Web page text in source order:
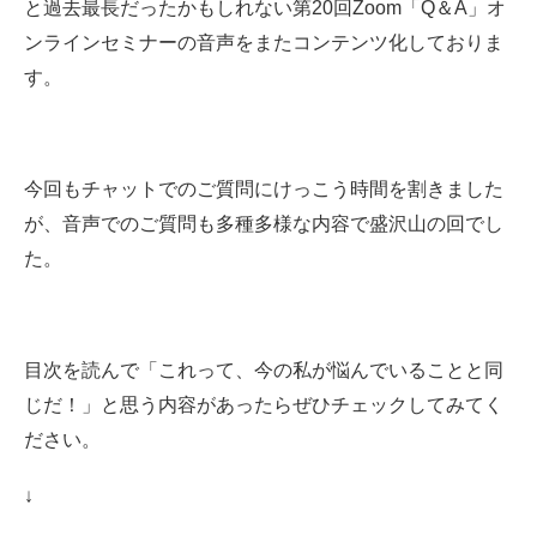
と過去最長だったかもしれない第20回Zoom「Q＆A」オ
ンラインセミナーの音声をまたコンテンツ化しておりま
す。
今回もチャットでのご質問にけっこう時間を割きました
が、音声でのご質問も多種多様な内容で盛沢山の回でし
た。
目次を読んで「これって、今の私が悩んでいることと同
じだ！」と思う内容があったらぜひチェックしてみてく
ださい。
↓